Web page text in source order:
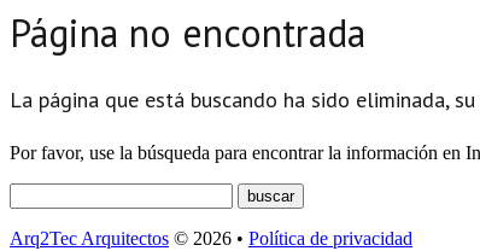
Página no encontrada
La página que está buscando ha sido eliminada,
Por favor, use la búsqueda para encontrar la información en
Arq2Tec Arquitectos © 2026 • Política de privacidad